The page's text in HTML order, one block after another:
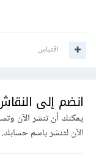
اقتباس
انضم إلى
يمكنك أن تنشر الآن
الآنلتنشر باسم حسابك.